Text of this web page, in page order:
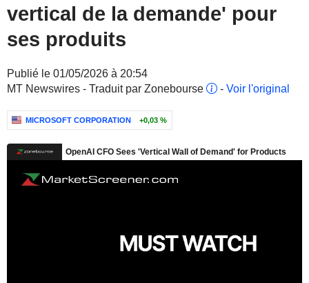
vertical de la demande' pour
ses produits
Publié le 01/05/2026 à 20:54
MT Newswires - Traduit par Zonebourse
- Voir l'original
MICROSOFT CORPORATION +0,03 %